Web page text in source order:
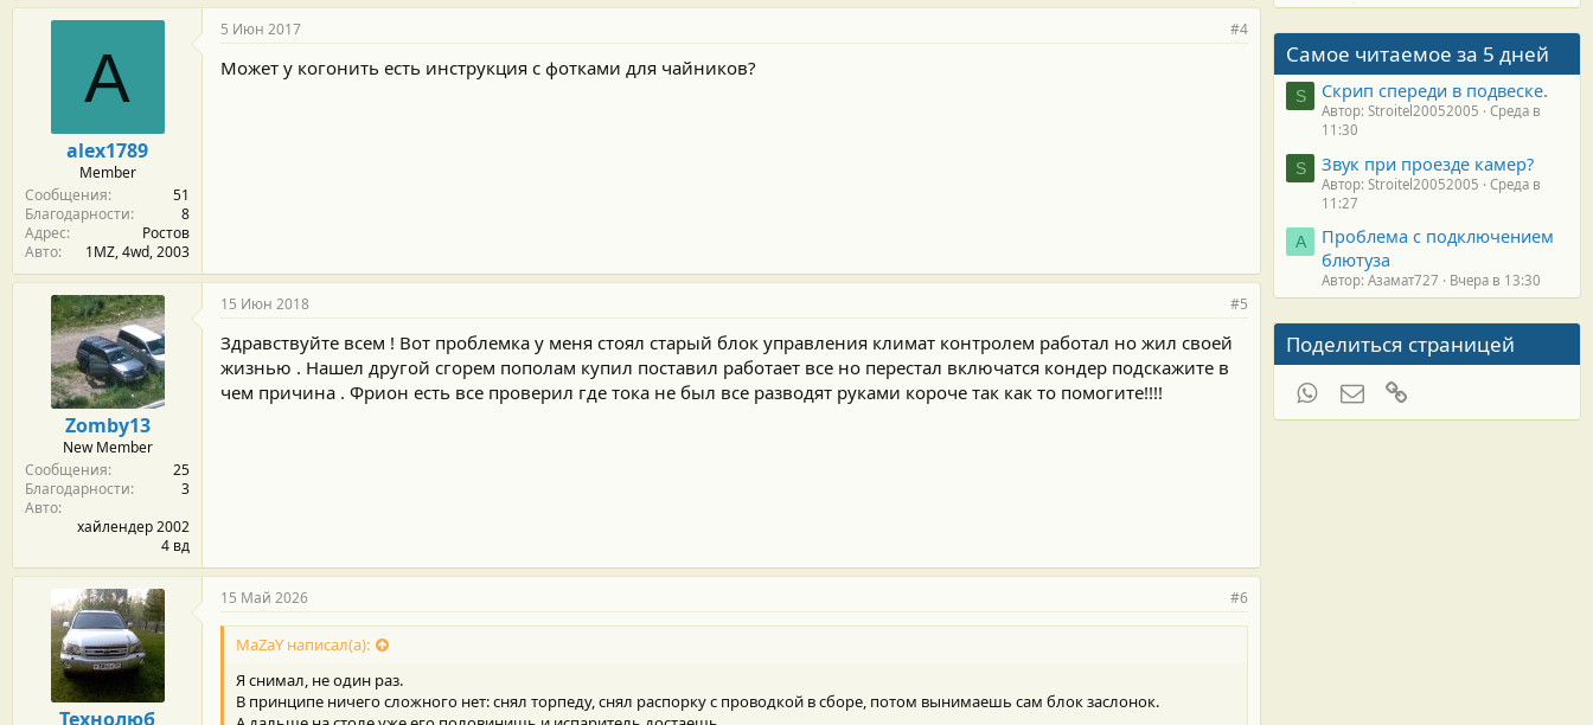
A
alex1789
Member
Сообщения
51
Благодарности
8
Адрес
Ростов
Авто
1MZ, 4wd, 2003
5 Июн 2017 #4
Может у когонить есть инструкция с фотками для чайников?
Zomby13
New Member
Сообщения
25
Благодарности
3
Авто
хайлендер 2002
4 вд
15 Июн 2018 #5
Здравствуйте всем ! Вот проблемка у меня стоял старый блок управления климат контролем работал но жил своей
жизнью . Нашел другой сгорем пополам купил поставил работает все но перестал включатся кондер подскажите в
чем причина . Фрион есть все проверил где тока не был все разводят руками короче так как то помогите!!!!
Технолюб
15 Май 2026 #6
MaZaY написал(а):
Я снимал, не один раз.
В принципе ничего сложного нет: снял торпеду, снял распорку с проводкой в сборе, потом вынимаешь сам блок заслонок.
Самое читаемое за 5 дней
S Скрип спереди в подвеске.
Автор: Stroitel20052005
Среда в
11:30
S Звук при проезде камер?
Автор: Stroitel20052005
Среда в
11:27
А
Проблема с подключением
блютуза
Автор: Азамат727 Вчера в 13:30
Поделиться страницей
WhatsAppЭлектронная почта